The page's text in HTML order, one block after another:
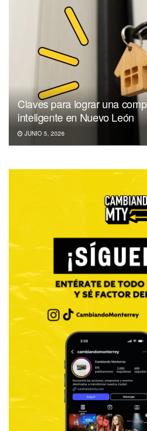
Claves para lograr una
inteligente en Nuevo León
JUNIO 5, 2026